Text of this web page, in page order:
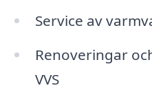
Service av
Renoveringar
VVS